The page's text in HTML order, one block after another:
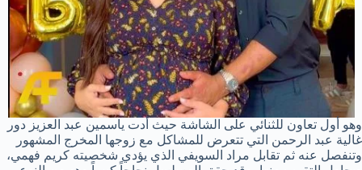
وهو أول تعاون للثنائي على الشاشة حيث أدت ياسمين عبد العزيز دور
غالية عبد الرحمن التي تتعرض للمشاكل مع زوجها المخرج المشهور
وتنفصل عنه ثم تقابل مراد السويفي الذي يؤدي شخصيته كريم فهمي،